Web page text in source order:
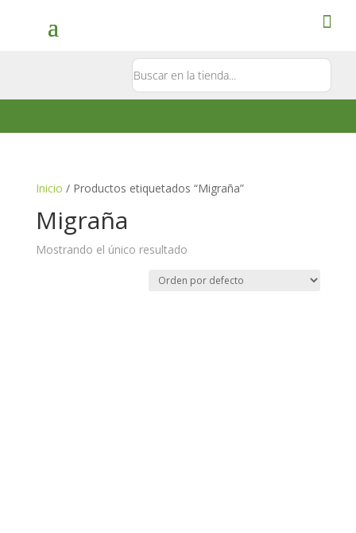
Inicio / Productos etiquetados “Migraña”
Migraña
Mostrando el único resultado